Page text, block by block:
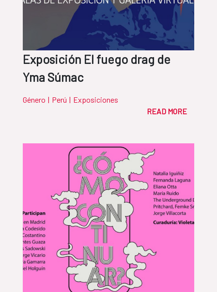
Exposición El fuego drag de
Yma Súmac
Género | Perú | Exposiciones
READ MORE